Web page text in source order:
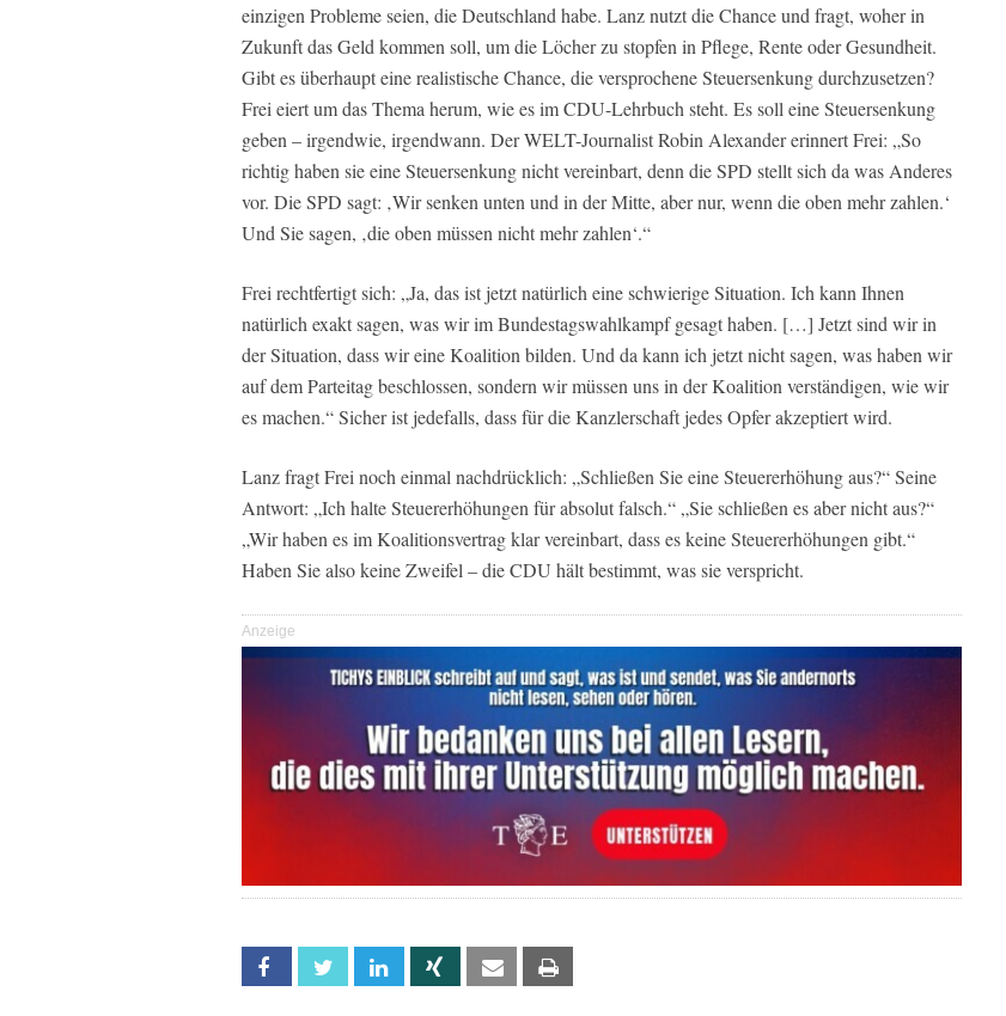
einzigen Probleme seien, die Deutschland habe. Lanz nutzt die Chance und fragt, woher in
Zukunft das Geld kommen soll, um die Löcher zu stopfen in Pflege, Rente oder Gesundheit.
Gibt es überhaupt eine realistische Chance, die versprochene Steuersenkung durchzusetzen?
Frei eiert um das Thema herum, wie es im CDU-Lehrbuch steht. Es soll eine Steuersenkung
geben – irgendwie, irgendwann. Der WELT-Journalist Robin Alexander erinnert Frei: „So
richtig haben sie eine Steuersenkung nicht vereinbart, denn die SPD stellt sich da was Anderes
vor. Die SPD sagt: ‚Wir senken unten und in der Mitte, aber nur, wenn die oben mehr zahlen.‘
Und Sie sagen, ‚die oben müssen nicht mehr zahlen‘.“
Frei rechtfertigt sich: „Ja, das ist jetzt natürlich eine schwierige Situation. Ich kann Ihnen
natürlich exakt sagen, was wir im Bundestagswahlkampf gesagt haben. […] Jetzt sind wir in
der Situation, dass wir eine Koalition bilden. Und da kann ich jetzt nicht sagen, was haben wir
auf dem Parteitag beschlossen, sondern wir müssen uns in der Koalition verständigen, wie wir
es machen.“ Sicher ist jedefalls, dass für die Kanzlerschaft jedes Opfer akzeptiert wird.
Lanz fragt Frei noch einmal nachdrücklich: „Schließen Sie eine Steuererhöhung aus?“ Seine
Antwort: „Ich halte Steuererhöhungen für absolut falsch.“ „Sie schließen es aber nicht aus?“
„Wir haben es im Koalitionsvertrag klar vereinbart, dass es keine Steuererhöhungen gibt.“
Haben Sie also keine Zweifel – die CDU hält bestimmt, was sie verspricht.
Anzeige
Facebook Twitter Linkedin Xing Email